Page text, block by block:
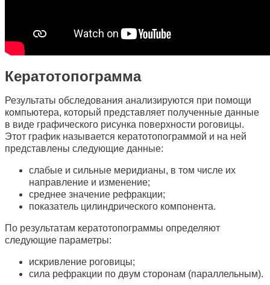
Кератотопограмма
Результаты обследования анализируются при помощи
компьютера, который представляет полученные данные
в виде графического рисунка поверхности роговицы.
Этот график называется кератотопограммой и на ней
представлены следующие данные:
слабые и сильные меридианы, в том числе их
направление и изменение;
среднее значение рефракции;
показатель цилиндрического компонента.
По результатам кератотопограммы определяют
следующие параметры:
искривление роговицы;
сила рефракции по двум сторонам (параллельным).